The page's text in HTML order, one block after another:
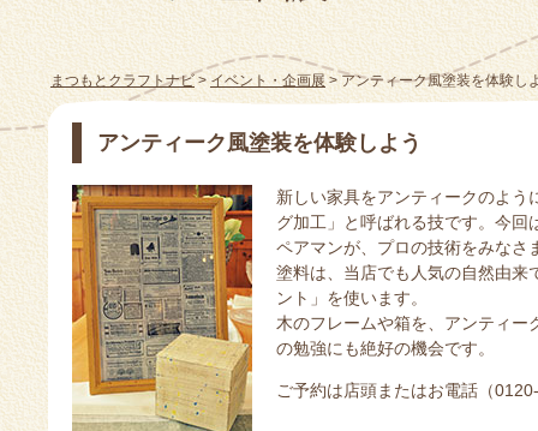
まつもとクラフトナビ>イベント・企画展> アンティーク風塗装を体験し
アンティーク風塗装を体験しよう
新しい家具をアンティークのよ
グ加工」と呼ばれる技です。今
ペアマンが、プロの技術をみなさ
塗料は、当店でも人気の自然由来
ント」を使います。
木のフレームや箱を、アンティ
の勉強にも絶好の機会です。
ご予約は店頭またはお電話（